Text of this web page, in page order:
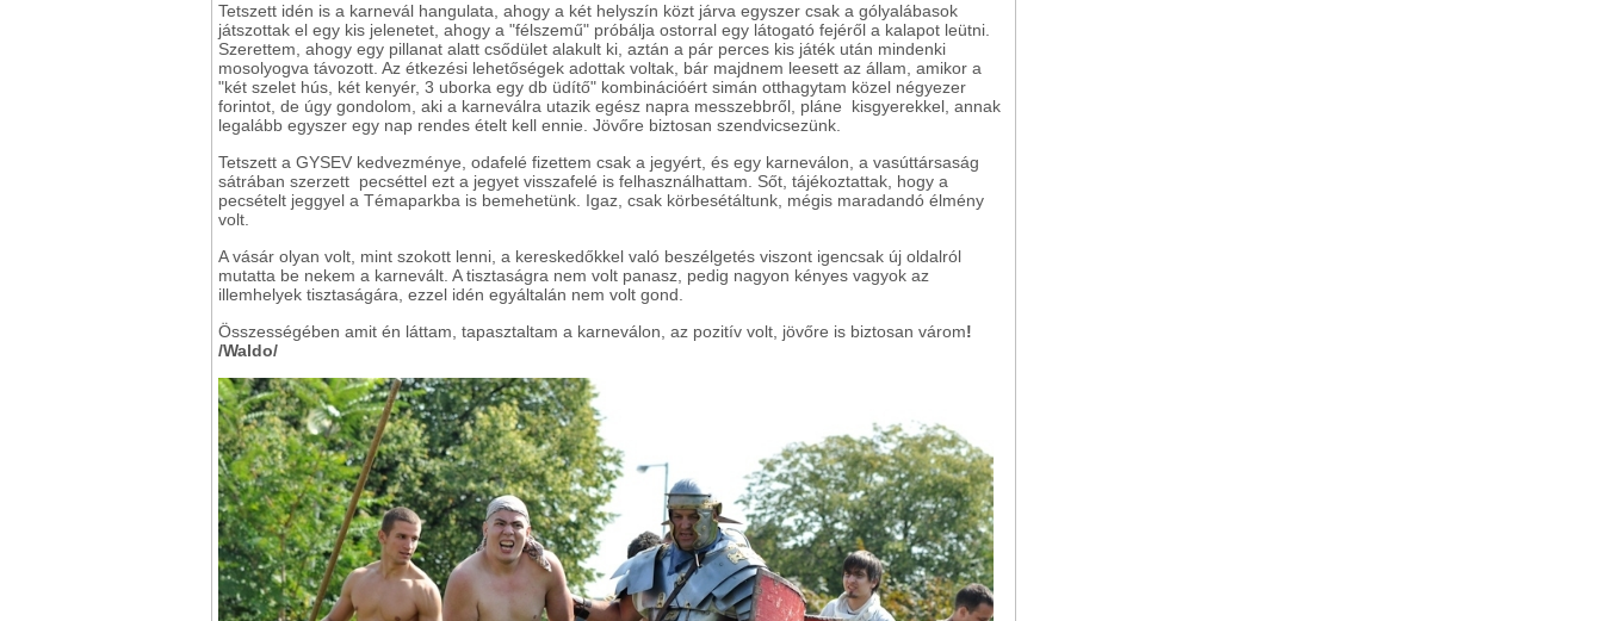
Tetszett idén is a karnevál hangulata, ahogy a két helyszín közt járva egyszer csak a gólyalábasok
játszottak el egy kis jelenetet, ahogy a "félszemű" próbálja ostorral egy látogató fejéről a kalapot leütni.
Szerettem, ahogy egy pillanat alatt csődület alakult ki, aztán a pár perces kis játék után mindenki
mosolyogva távozott. Az étkezési lehetőségek adottak voltak, bár majdnem leesett az állam, amikor a
"két szelet hús, két kenyér, 3 uborka egy db üdítő" kombinációért simán otthagytam közel négyezer
forintot, de úgy gondolom, aki a karneválra utazik egész napra messzebbről, pláne kisgyerekkel, annak
legalább egyszer egy nap rendes ételt kell ennie. Jövőre biztosan szendvicsezünk.
Tetszett a GYSEV kedvezménye, odafelé fizettem csak a jegyért, és egy karneválon, a vasúttársaság
sátrában szerzett pecséttel ezt a jegyet visszafelé is felhasználhattam. Sőt, tájékoztattak, hogy a
pecsételt jeggyel a Témaparkba is bemehetünk. Igaz, csak körbesétáltunk, mégis maradandó élmény
volt.
A vásár olyan volt, mint szokott lenni, a kereskedőkkel való beszélgetés viszont igencsak új oldalról
mutatta be nekem a karnevált. A tisztaságra nem volt panasz, pedig nagyon kényes vagyok az
illemhelyek tisztaságára, ezzel idén egyáltalán nem volt gond.
Összességében amit én láttam, tapasztaltam a karneválon, az pozitív volt, jövőre is biztosan várom!
/Waldo/